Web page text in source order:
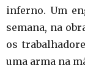
inferno. Um
semana, na
os
uma arma na